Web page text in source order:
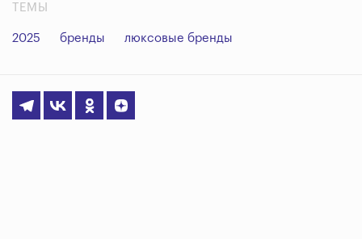
ТЕМЫ
2025 бренды люксовые бренды